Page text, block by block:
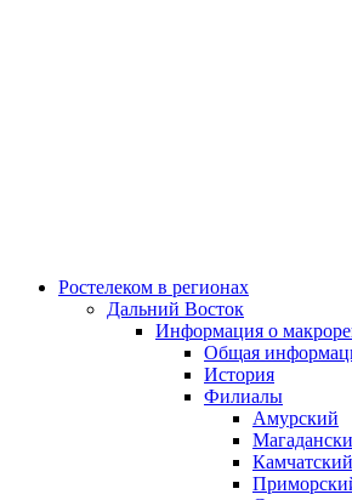
Ростелеком в регионах
Дальний Восток
Информация о
Общая
История
Филиалы
Амурский
Камчатский